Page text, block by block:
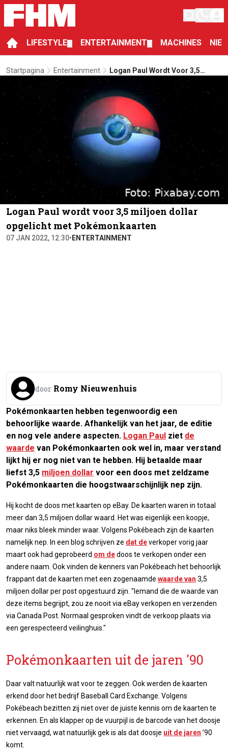
LIFESTYLE ENTERTAINMENT MACHINES
Startpagina Entertainment
Logan Paul Wordt Voor 3,5
Miljoen Dollar Opgelicht Met
Pokémonkaarten
Logan Paul wordt voor 3,5 miljoen dollar
opgelicht met Pokémonkaarten
07 JAN 2022, 12:30• ENTERTAINMENT
door Romy Nieuwenhuis
Pokémonkaarten hebben tegenwoordig een
behoorlijke waarde. Afhankelijk van het jaar, de editie
en nog vele andere aspecten. Logan Paul ziet de
waarde van Pokémonkaarten ook wel in, maar verstand
lijkt hij er nog niet van te hebben. Hij betaalde maar
liefst 3,5 miljoen dollar voor een doos met zeldzame
Pokémonkaarten die hoogstwaarschijnlijk nep zijn.
Hij kocht de doos met kaarten op eBay. De kaarten waren in totaal
meer dan 3,5 miljoen dollar waard. Het was eigenlijk een koopje,
maar niks bleek minder waar. Volgens Pokébeach zijn de kaarten
namelijk nep. In een blog schrijven ze dat deverkoper vorig jaar
maart ook had geprobeerd om dedoos te verkopen onder een
andere naam. Ook vinden de kenners van Pokébeach het behoorlijk
frappant dat de kaarten met een zogenaamde waarde van 3,5
miljoen dollar per post opgestuurd zijn. "Iemand die de waarde van
deze items begrijpt, zou ze nooit via eBay verkopen en verzenden
via Canada Post. Normaal gesproken vindt de verkoop plaats via
een gerespecteerd veilinghuis."
Pokémonkaarten uit de jaren '90
Daar valt natuurlijk wat voor te zeggen. Ook werden de kaarten
erkend door het bedrijf Baseball Card Exchange. Volgens
Pokébeach bezitten zij niet over de juiste kennis om de kaarten te
erkennen. En als klapper op de vuurpijl is de barcode van het doosje
niet vervaagd, wat natuurlijk gek is als dat doosje uit de jaren ’90
komt.